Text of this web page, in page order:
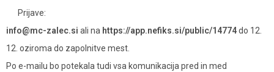
Prijave:
info@mc-zalec.si ali na https://app.nefiks.si/public/14774do 12.
12. oziroma do zapolnitve mest.
Po e-mailu bo potekala tudi vsa komunikacija pred in med